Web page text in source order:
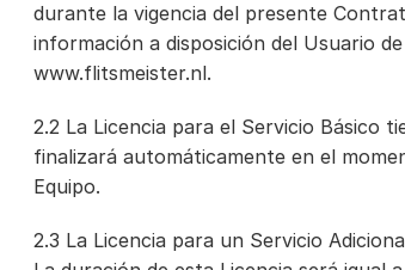
durante la vigencia del presente
www.flitsmeister.nl.
2.2 La Licencia para el Servicio Básico
finalizará automáticamente en el
Equipo.
2.3 La Licencia para un Servicio